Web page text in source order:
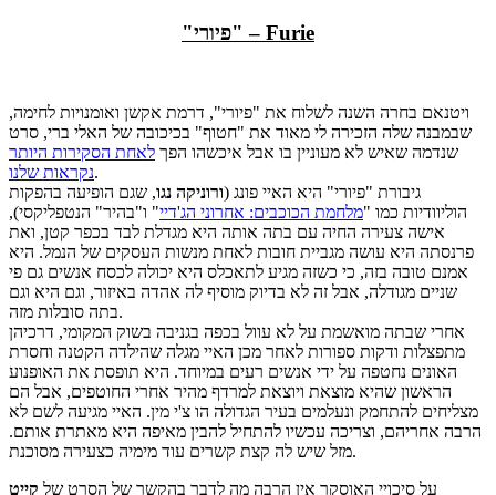
"פיורי" – Furie
ויטנאם בחרה השנה לשלוח את "פיורי", דרמת אקשן ואומנויות לחימה,
שבמבנה שלה הזכירה לי מאוד את "חטוף" בכיכובה של האלי ברי, סרט
שנדמה שאיש לא מעוניין בו אבל איכשהו הפך לאחת הסקירות היותר
נקראות שלנו.
גיבורת "פיורי" היא האיי פונג (ורוניקה נגו, שגם הופיעה בהפקות
הוליוודיות כמו "מלחמת הכוכבים: אחרוני הג'דיי" ו"בהיר" הנטפליקסי),
אישה צעירה החיה עם בתה אותה היא מגדלת לבד בכפר קטן, ואת
פרנסתה היא עושה מגביית חובות לאחת מנשות העסקים של הנמל. היא
אמנם טובה בזה, כי כשזה מגיע לתאכלס היא יכולה לכסח אנשים גם פי
שניים מגודלה, אבל זה לא בדיוק מוסיף לה אהדה באיזור, וגם היא וגם
בתה סובלות מזה.
אחרי שבתה מואשמת על לא עוול בכפה בגניבה בשוק המקומי, דרכיהן
מתפצלות ודקות ספורות לאחר מכן האיי מגלה שהילדה הקטנה וחסרת
האונים נחטפה על ידי אנשים רעים במיוחד. היא תופסת את האופנוע
הראשון שהיא מוצאת ויוצאת למרדף מהיר אחרי החוטפים, אבל הם
מצליחים להתחמק ונעלמים בעיר הגדולה הו צ'י מין. האיי מגיעה לשם לא
הרבה אחריהם, וצריכה עכשיו להתחיל להבין מאיפה היא מאתרת אותם.
מזל שיש לה קצת קשרים עוד מימיה כצעירה מסוכנת.
על סיכויי האוסקר אין הרבה מה לדבר בהקשר של הסרט של קייט